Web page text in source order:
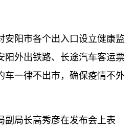
阳市各个出入口设立健康监
阳外出铁路、长途汽车客运票
车一律不出市，确保疫情不外
局长高秀彦在发布会上表